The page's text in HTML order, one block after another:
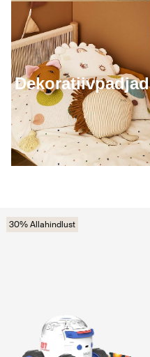
30% Allahindlust
Dekoratiivpadjad